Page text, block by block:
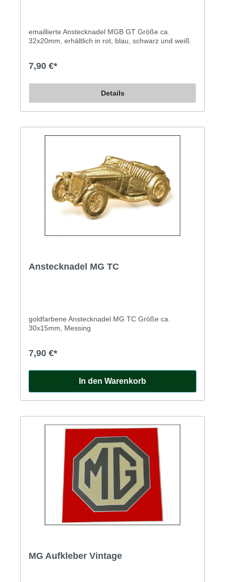
emaillierte Anstecknadel MGB GT Größe ca.
32x20mm, erhältlich in rot, blau, schwarz und weiß
7,90 €*
Details
Anstecknadel MG TC
goldfarbene Anstecknadel MG TC Größe ca.
30x15mm, Messing
7,90 €*
In den Warenkorb
MG Aufkleber Vintage